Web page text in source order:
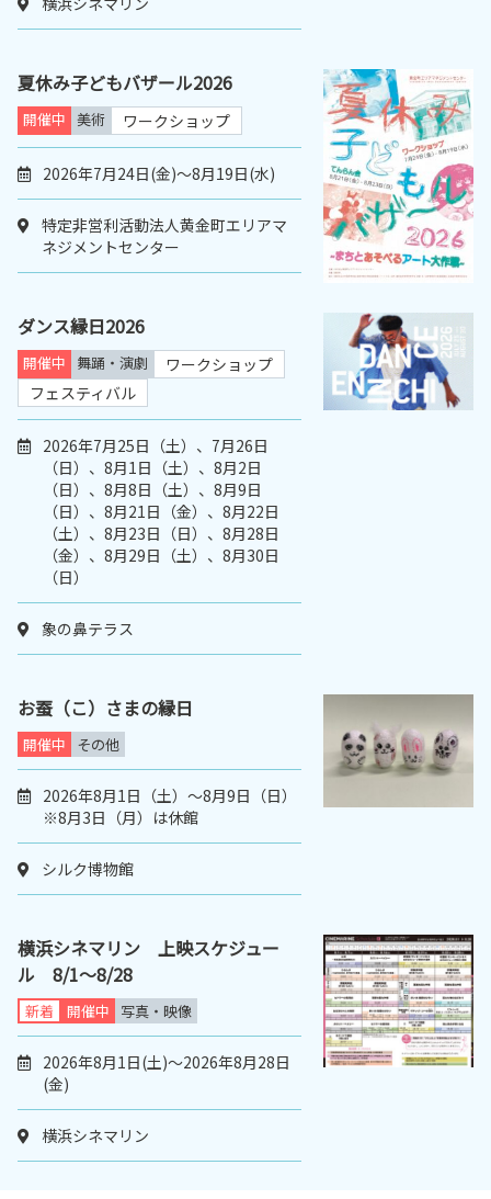
夏休み子どもバザール2026
開催中 美術 ワークショップ
2026年7月24日(金)〜8月19日(水)
特定非営利活動法人黄金町エリアマ
ネジメントセンター
ダンス縁日2026
開催中 舞踊・演劇
ワークショップ
フェスティバル
2026年7月25日（土）、7月26日
（日）、8月1日（土）、8月2日
（日）、8月8日（土）、8月9日
（日）、8月21日（金）、8月22日
（土）、8月23日（日）、8月28日
（金）、8月29日（土）、8月30日
（日）
象の鼻テラス
お蚕（こ）さまの縁日
開催中 その他
2026年8月1日（土）～8月9日（日）
※8月3日（月）は休館
シルク博物館
横浜シネマリン 上映スケジュー
ル 8/1～8/28
新着 開催中 写真・映像
2026年8月1日(土)～2026年8月28日
(金)
横浜シネマリン